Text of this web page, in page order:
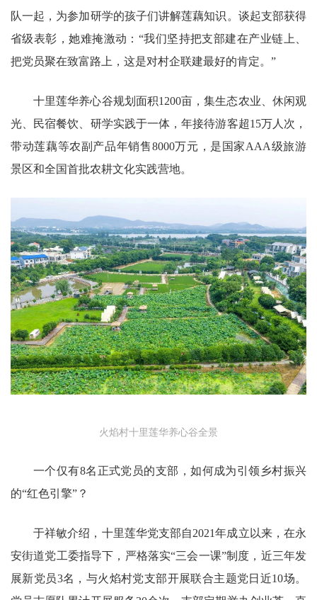
队一起，为参加研学的孩子们讲解莲藕知识。谈起支部获得
省级表彰，她难掩激动：“我们坚持把支部建在产业链上、
把党员聚在致富路上，这是对村企联建最好的肯定。”
十里莲华养心谷规划面积1200亩，集生态农业、休闲观
光、民宿餐饮、研学实践于一体，年接待游客超15万人次，
带动莲藕等农副产品年销售8000万元，是国家AAA级旅游
景区和全国首批农耕文化实践营地。
火焰村十里莲华养心谷全景
一个仅有8名正式党员的支部，如何成为引领乡村振兴
的“红色引擎”？
于祥敏介绍，十里莲华党支部自2021年成立以来，在永
安街道党工委指导下，严格落实“三会一课”制度，近三年发
展新党员3名，与火焰村党支部开展联合主题党日近10场。